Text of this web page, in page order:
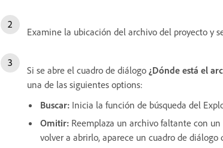
Examine la ubicación del archivo del proyecto y
Si se abre el cuadro de diálogo ¿Dónde está el
una de las siguientes options:
Buscar: Inicia la función de búsqueda del
Omitir: Reemplaza un archivo faltante con
volver a abrirlo, aparece un cuadro de